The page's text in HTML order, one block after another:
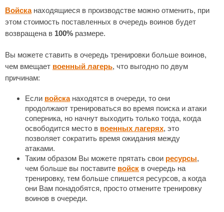
Войсканаходящиеся в производстве можно отменить, при
этом стоимость поставленных в очередь воинов будет
возвращена в 100% размере.
Вы можете ставить в очередь тренировки больше воинов,
чем вмещает военный лагерь, что выгодно по двум
причинам:
Если войсканаходятся в очереди, то они
продолжают тренироваться во время поиска и атаки
соперника, но начнут выходить только тогда, когда
освободится место в военных лагерях, это
позволяет сократить время ожидания между
атаками.
Таким образом Вы можете прятать свои ресурсы,
чем больше вы поставите войск в очередь на
тренировку, тем больше спишется ресурсов, а когда
они Вам понадобятся, просто отмените тренировку
воинов в очереди.